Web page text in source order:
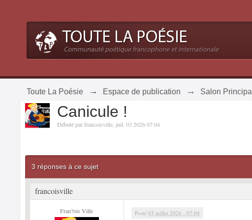
Toute La Poésie → Espace de publication → Salon Principal
Canicule !
Débuté parfrancoisville juil. 03 2026 07:04
3 réponses à ce sujet
francoisville
Fran?ois Ville Posté03 juillet 2026 - 07:04